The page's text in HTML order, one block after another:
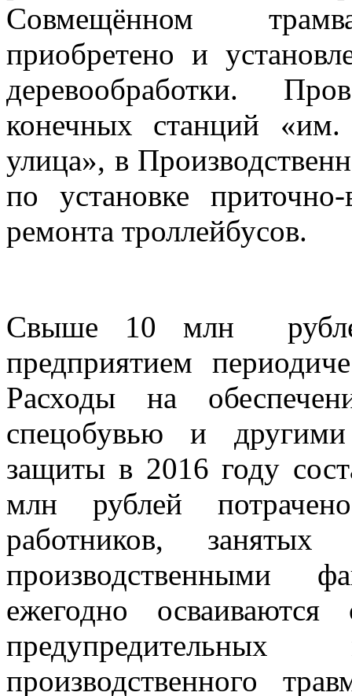
Совмещённом
приобретено и
деревообработки.
конечных станций «им.
улица», в
по установке
ремонта троллейбусов.
Свыше 10 млн
предприятием
Расходы на
спецобувью и другими
защиты в 2016 году
млн рублей
работников,
производственными
ежегодно осваиваются
производственного